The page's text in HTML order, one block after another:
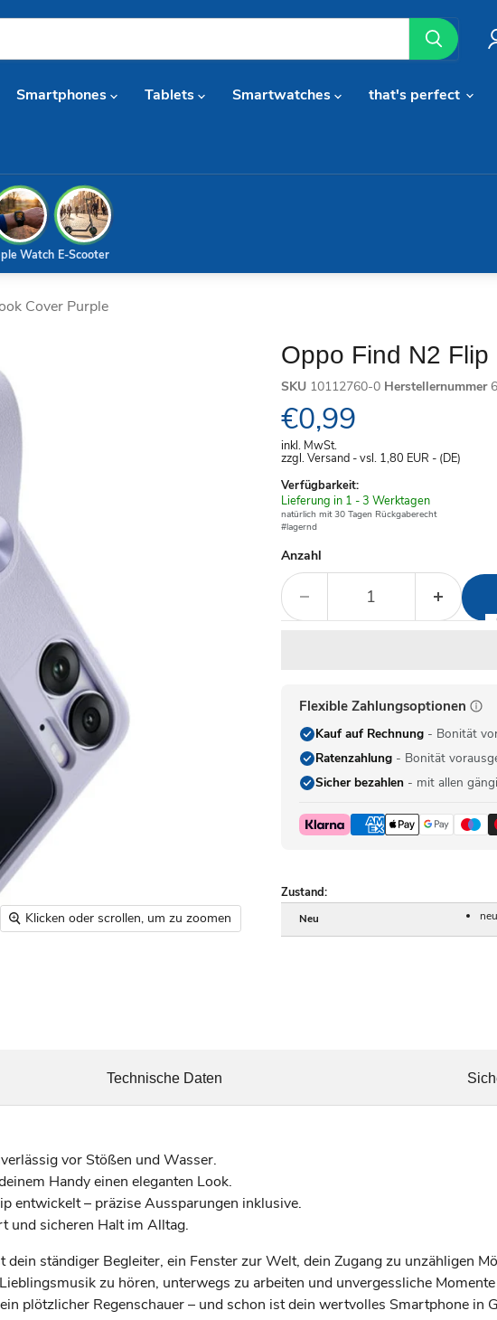
Smartphones Tablets Smartwatches that's perfect
E-Scooter
Watch
Cover Purple
Klicken oder scrollen, um zu zoomen
Oppo Find N2
SKU 10112760-0 Herstellernummer
Aktueller Preis
€0,99
inkl. MwSt.
zzgl. Versand - vsl. 1,80 EUR - (DE)
Verfügbarkeit:
Verfügbar
-
Lieferung in 1 - 3 Werktagen
natürlich mit 30 Tagen Rückgaberecht
#lagernd
Anzahl
Flexible Zahlungsoptionen
Kauf auf Rechnung- Bonität
Ratenzahlung- Bonität
Sicher bezahlen- mit allen
Zustand:
Neu
vor Stößen und Wasser.
Handy einen eleganten Look.
entwickelt – präzise Aussparungen inklusive.
und sicheren Halt im Alltag.
ständiger Begleiter, ein Fenster zur Welt, dein Zugang zu unzähligen
zu hören, unterwegs zu arbeiten und unvergessliche
plötzlicher Regenschauer – und schon ist dein wertvolles Smartphone in
Technische Daten